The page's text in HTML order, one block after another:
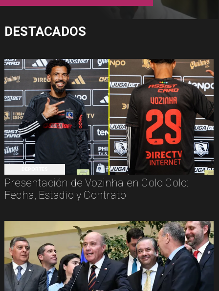
Presentación de Vozinha en Colo Colo:
Fecha, Estadio y Contrato
DESTACADOS